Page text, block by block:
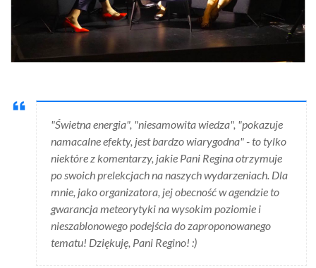
"Świetna energia", "niesamowita wiedza", "pokazuje
namacalne efekty, jest bardzo wiarygodna" - to tylko
niektóre z komentarzy, jakie Pani Regina otrzymuje
po swoich prelekcjach na naszych wydarzeniach. Dla
mnie, jako organizatora, jej obecność w agendzie to
gwarancja meteorytyki na wysokim poziomie i
nieszablonowego podejścia do zaproponowanego
tematu! Dziękuję, Pani Regino! :)